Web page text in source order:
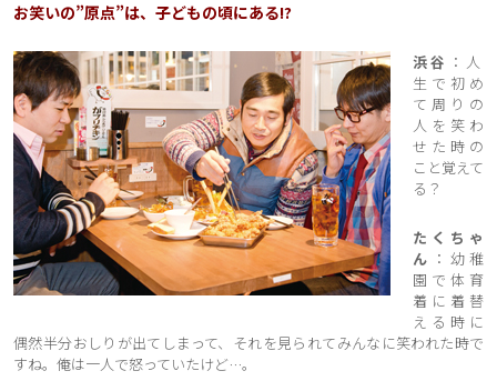
お笑いの”原点”は、子どもの頃にある!?
浜谷 ：人
生で初め
て周りの
人を笑わ
せた時の
こと覚えて
る？
たくちゃ
ん ：幼稚
園で体育
着に着替
える時に
偶然半分おしりが出てしまって、それを見られてみんなに笑われた時で
すね。俺は一人で怒っていたけど…。